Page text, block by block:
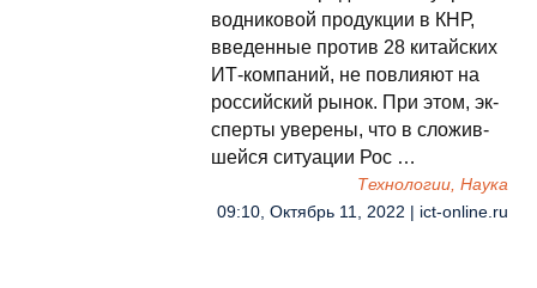
вод­ни­ковой про­дук­ции в КНР,
вве­ден­ные про­тив 28 ки­тай­ских
ИТ-ком­па­ний, не пов­лияют на
рос­сий­ский ры­нок. При этом, эк­
спер­ты уве­рены, что в сло­жив­
шей­ся си­туа­ции Рос …
Технологии, Наука
09:10, Октябрь 11, 2022 | ict-online.ru